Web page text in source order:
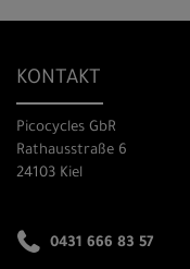
KONTAKT
Picocycles GbR
Rathausstraße 6
24103 Kiel
0431 666 83 57